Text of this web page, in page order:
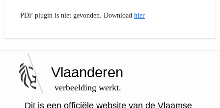
PDF plugin is niet gevonden. Download hier
Vlaanderen
verbeelding werkt.
Dit is een officiële website van de Vlaamse